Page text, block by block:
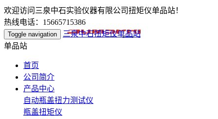
欢迎访问三泉中石实验仪器有限公司扭矩仪单品站！
热线电话：15665715386
Toggle navigation
三泉中石扭矩仪单品站
单品站
首页
公司简介
产品中心
自动瓶盖扭力测试仪
瓶盖扭矩仪